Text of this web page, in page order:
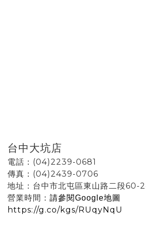
台中大坑店
電話：(04)2239-0681
傳真：(04)2439-0706
地址：台中市北屯區東山路二段60-
營業時間： 請參閱Google地圖
https://g.co/kgs/RUqyNqU